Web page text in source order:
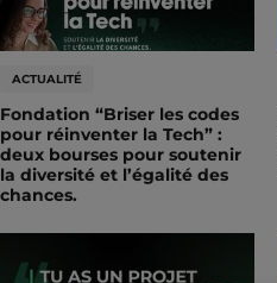
ACTUALITÉ
Fondation “Briser les codes
pour réinventer la Tech” :
deux bourses pour soutenir
la diversité et l’égalité des
chances.